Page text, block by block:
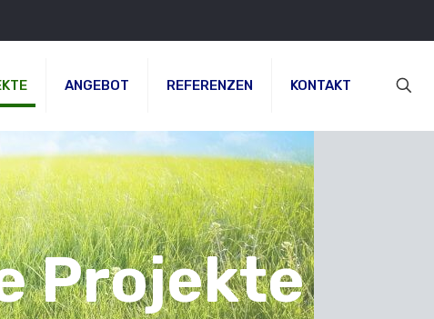
ANGEBOT REFERENZEN KONTAKT
Projekte